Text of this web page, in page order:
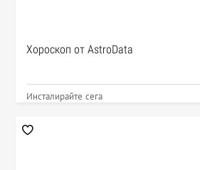
Хороскоп от AstroData
Инсталирайте сега